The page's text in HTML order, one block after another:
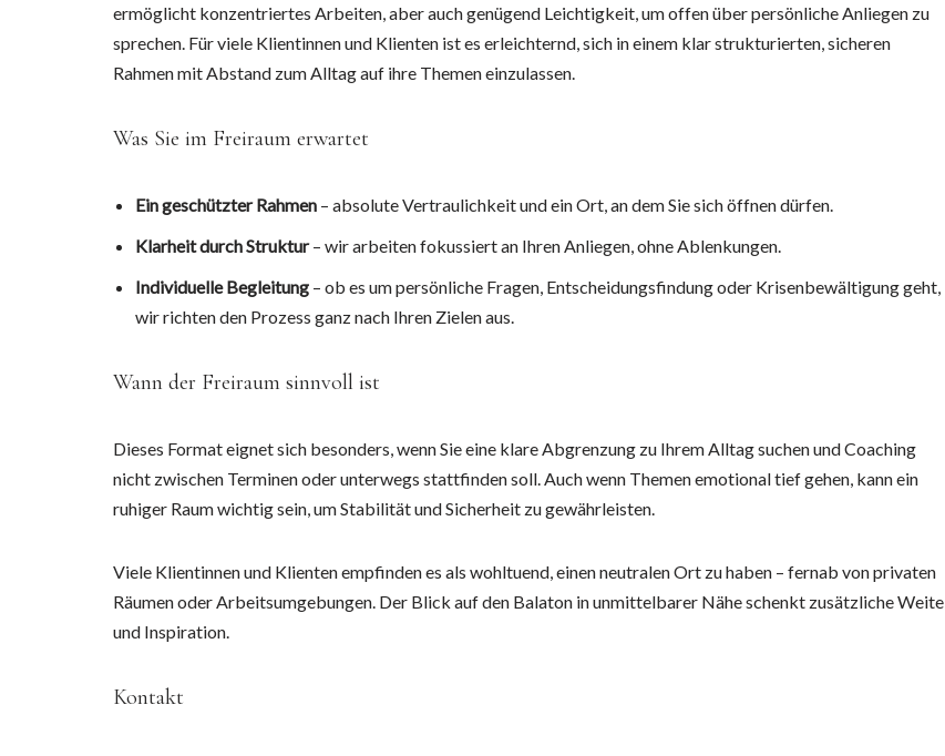
ermöglicht konzentriertes Arbeiten, aber auch genügend Leichtigkeit, um offen über persönliche Anliegen zu
sprechen. Für viele Klientinnen und Klienten ist es erleichternd, sich in einem klar strukturierten, sicheren
Rahmen mit Abstand zum Alltag auf ihre Themen einzulassen.
Was Sie im Freiraum erwartet
Ein geschützter Rahmen – absolute Vertraulichkeit und ein Ort, an dem Sie sich öffnen dürfen.
Klarheit durch Struktur– wir arbeiten fokussiert an Ihren Anliegen, ohne Ablenkungen.
Individuelle Begleitung – ob es um persönliche Fragen, Entscheidungsfindung oder Krisenbewältigung geht,
wir richten den Prozess ganz nach Ihren Zielen aus.
Wann der Freiraum sinnvoll ist
Dieses Format eignet sich besonders, wenn Sie eine klare Abgrenzung zu Ihrem Alltag suchen und Coaching
nicht zwischen Terminen oder unterwegs stattfinden soll. Auch wenn Themen emotional tief gehen, kann ein
ruhiger Raum wichtig sein, um Stabilität und Sicherheit zu gewährleisten.
Viele Klientinnen und Klienten empfinden es als wohltuend, einen neutralen Ort zu haben – fernab von privaten
Räumen oder Arbeitsumgebungen. Der Blick auf den Balaton in unmittelbarer Nähe schenkt zusätzliche Weite
und Inspiration.
Kontakt